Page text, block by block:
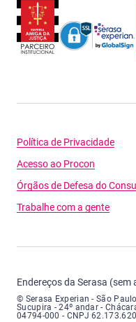
Política de Privacidade
Acesso ao Procon
Órgãos de Defesa do
Trabalhe com a gente
Endereços da Serasa
Serasa Experian - São Paulo
© Serasa Experian - São
Sucupira - 24º andar -
04794-000 - CNPJ